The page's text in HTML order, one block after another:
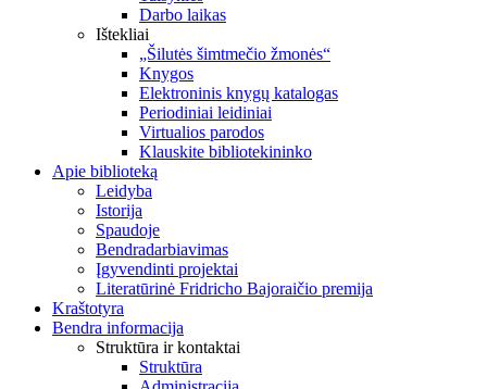
Darbo laikas
Ištekliai
„Šilutės šimtmečio žmonės“
Knygos
Elektroninis knygų katalogas
Periodiniai leidiniai
Virtualios parodos
Klauskite bibliotekininko
Apie biblioteką
Leidyba
Istorija
Spaudoje
Bendradarbiavimas
Įgyvendinti projektai
Literatūrinė Fridricho Bajoraičio premija
Kraštotyra
Bendra informacija
Struktūra ir kontaktai
Struktūra